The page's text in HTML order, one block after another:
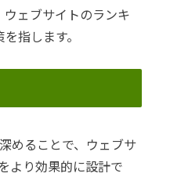
ェブサイトのランキ
指します。
めることで、ウェブサ
より効果的に設計で